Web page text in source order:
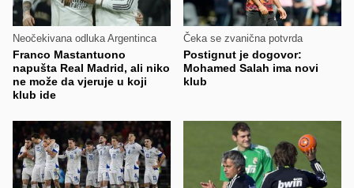
Neočekivana odluka Argentinca
Franco Mastantuono
napušta Real Madrid, ali niko
ne može da vjeruje u koji
klub ide
Čeka se zvanična potvrda
Postignut je dogovor:
Mohamed Salah ima novi
klub